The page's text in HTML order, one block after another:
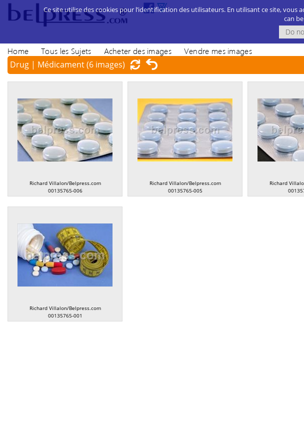
Home Tous les Sujets Acheter des images Vendre mes images
Drug | Médicament(6 images)
Richard Villalon/Belpress.com
00135765-006
Richard Villalon/Belpress.com
00135765-005
Richard
Richard Villalon/Belpress.com
00135765-001
Ce site utilise des cookies pour l’identification des utilisateurs. En utilisant ce site, vous
can